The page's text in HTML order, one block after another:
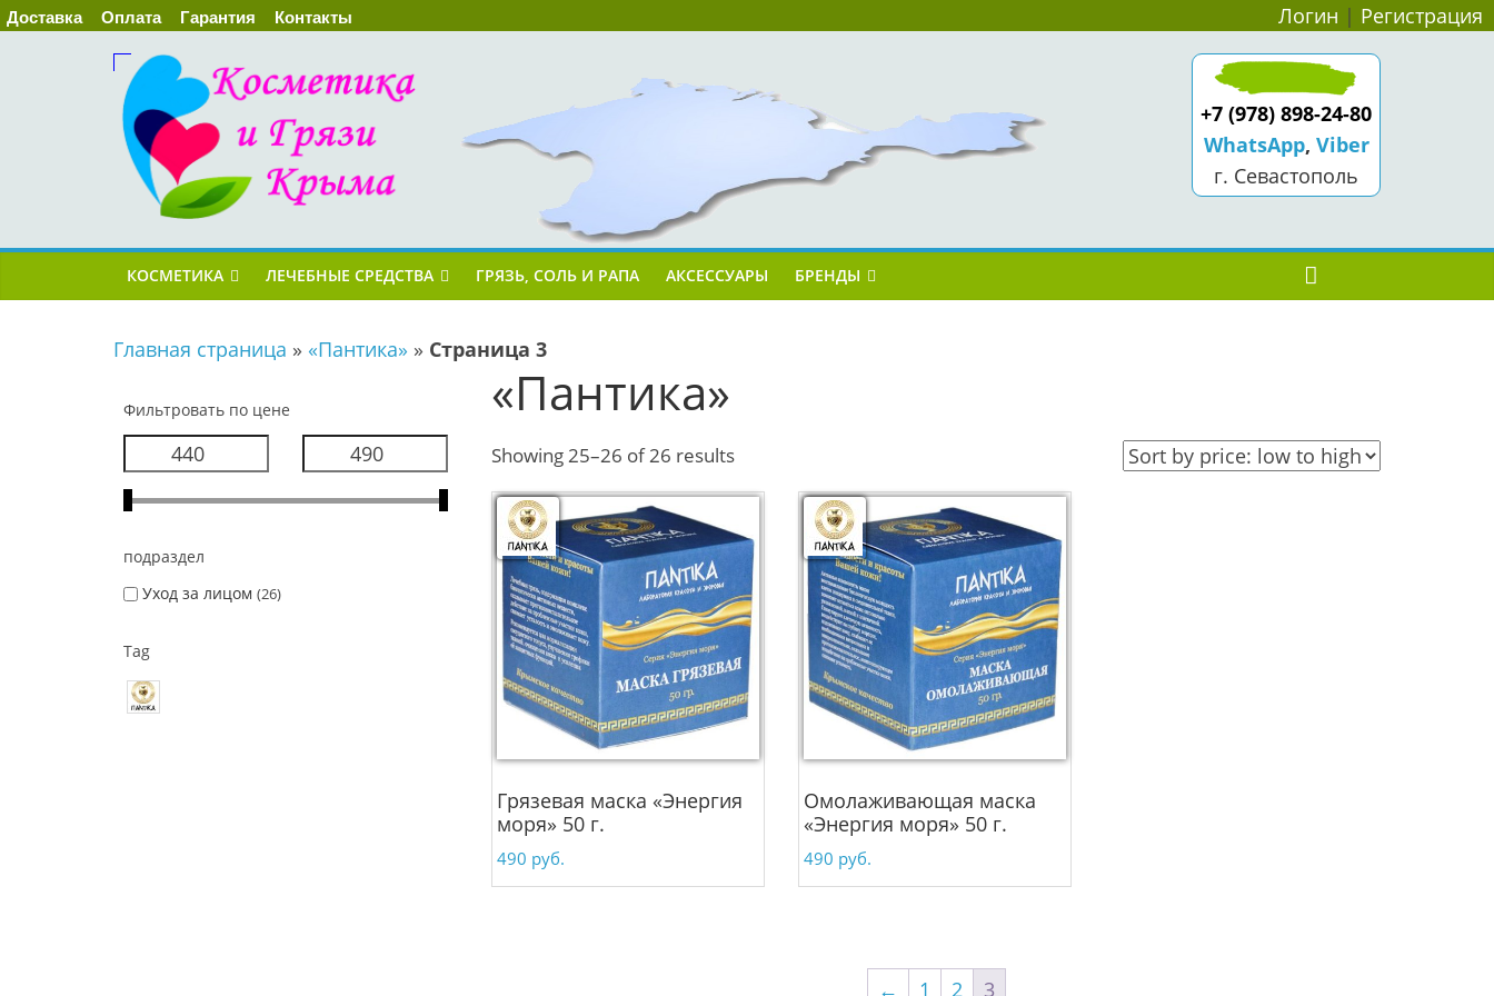
Доставка Оплата Гарантия Контакты Логин | Регистрация
+7 (978) 898-24-80
WhatsApp, Viber
г. Севастополь
КОСМЕТИКА ЛЕЧЕБНЫЕ СРЕДСТВА ГРЯЗЬ, СОЛЬ И РАПА АКСЕССУАРЫ БРЕНДЫ
Главная страница » «Пантика» » Страница 3
«Пантика»
Showing 25–26 of 26 results
Грязевая маска «Энергия
моря» 50 г.
490 руб.
Омолаживающая маска
«Энергия моря» 50 г.
490 руб.
← 1 2 3
Фильтровать по цене
подраздел
Уход за лицом 26
Tag